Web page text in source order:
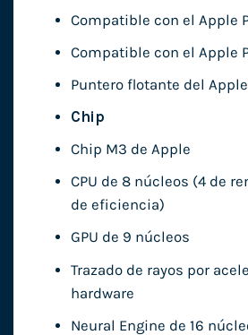
Compatible con el Apple
Compatible con el Apple
Puntero flotante del
Chip
Chip M3 de Apple
CPU de 8 núcleos (4 de
de eficiencia)
GPU de 9 núcleos
Trazado de rayos por
hardware
Neural Engine de 16